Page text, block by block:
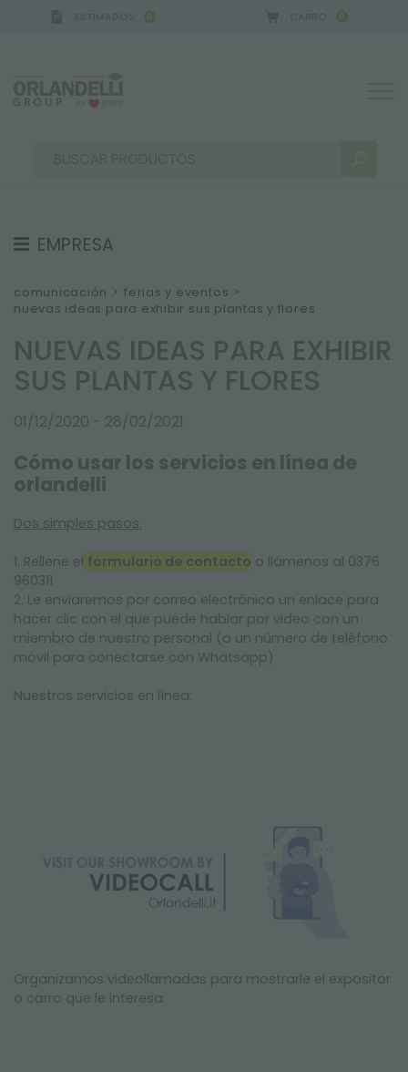
0 0
MÁS RESULTADOS PARA USTED:
EMPRESA
SOBRE NOSOTROS
EQUIPO
TRABAJA CON NOSOTROS
SOSTENIBILIDAD
FERIAS Y EVENTOS
comunicación > ferias y eventos >
nuevas ideas para exhibir sus plantas y flores
NUEVAS IDEAS PARA EXHIBIR
SUS PLANTAS Y FLORES
01/12/2020 - 28/02/2021
Cómo usar los servicios en línea de
orlandelli
Dos simples pasos:
1. Rellene el formulario de contacto o llámenos al 0376
960311
2. Le enviaremos por correo electrónico un enlace para
hacer clic con el que puede hablar por video con un
miembro de nuestro personal (o un número de teléfono
móvil para conectarse con Whatsapp)
Nuestros servicios en línea:
Organizamos videollamadas para mostrarle el expositor
o carro que le interesa